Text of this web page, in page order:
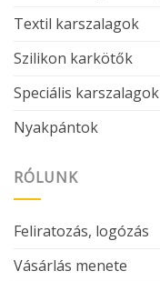
Textil karszalagok
Szilikon karkötők
Speciális karszalagok
Nyakpántok
RÓLUNK
Feliratozás, logózás
Vásárlás menete